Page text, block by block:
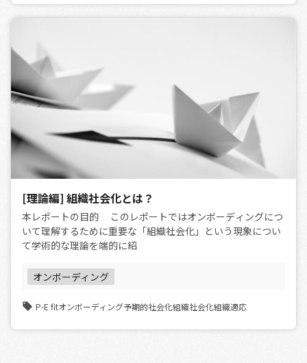
[理論編] 組織社会化とは？
本レポートの目的 このレポートではオンボーディングにつ
いて理解するために重要な「組織社会化」という現象につい
て学術的な理論を端的に紹
オンボーディング
P-E fitオンボーディング予期的社会化組織社会化組織適応